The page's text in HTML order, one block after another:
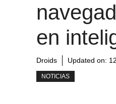
en
Droids Updated on:
NOTICIAS